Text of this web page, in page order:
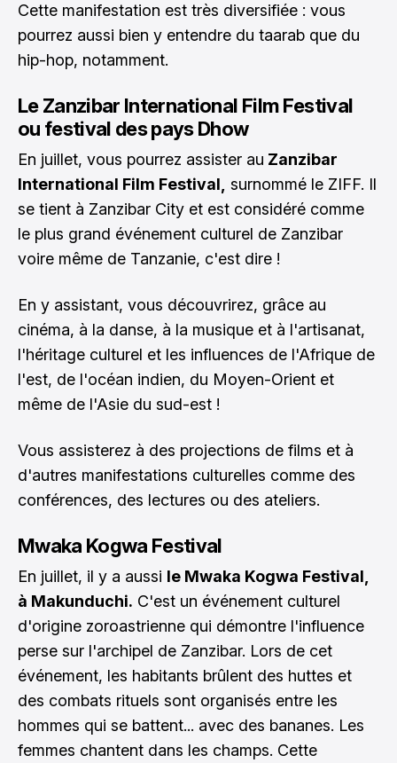
Cette manifestation est très diversifiée : vous
pourrez aussi bien y entendre du taarab que du
hip-hop, notamment.
Le Zanzibar International Film Festival
ou festival des pays Dhow
En juillet, vous pourrez assister au Zanzibar
International Film Festival, surnommé le ZIFF. Il
se tient à Zanzibar City et est considéré comme
le plus grand événement culturel de Zanzibar
voire même de Tanzanie, c'est dire !
En y assistant, vous découvrirez, grâce au
cinéma, à la danse, à la musique et à l'artisanat,
l'héritage culturel et les influences de l'Afrique de
l'est, de l'océan indien, du Moyen-Orient et
même de l'Asie du sud-est !
Vous assisterez à des projections de films et à
d'autres manifestations culturelles comme des
conférences, des lectures ou des ateliers.
Mwaka Kogwa Festival
En juillet, il y a aussi le Mwaka Kogwa Festival,
à Makunduchi. C'est un événement culturel
d'origine zoroastrienne qui démontre l'influence
perse sur l'archipel de Zanzibar. Lors de cet
événement, les habitants brûlent des huttes et
des combats rituels sont organisés entre les
hommes qui se battent... avec des bananes. Les
femmes chantent dans les champs. Cette